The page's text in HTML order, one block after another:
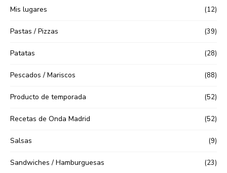
Mis lugares (12)
Pastas / Pizzas (39)
Patatas (28)
Pescados / Mariscos (88)
Producto de temporada (52)
Recetas de Onda Madrid (52)
Salsas (9)
Sandwiches / Hamburguesas (23)